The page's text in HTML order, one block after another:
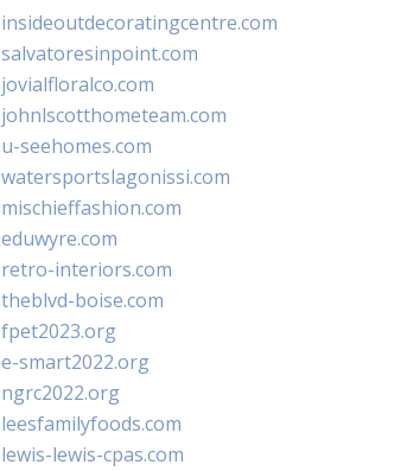
insideoutdecoratingcentre.com
salvatoresinpoint.com
jovialfloralco.com
johnlscotthometeam.com
u-seehomes.com
watersportslagonissi.com
mischieffashion.com
eduwyre.com
retro-interiors.com
theblvd-boise.com
fpet2023.org
e-smart2022.org
ngrc2022.org
leesfamilyfoods.com
lewis-lewis-cpas.com